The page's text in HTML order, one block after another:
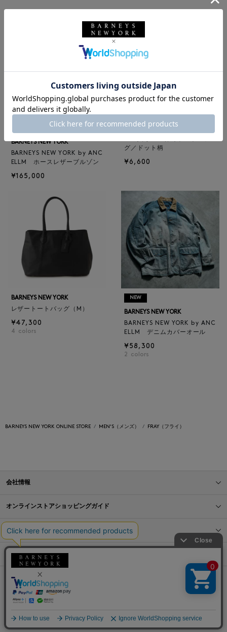
BARNEYS NEW YORK
BARNEYS NEW YORK by ANC
ELLM ホースレザーブルゾン
¥165,000
BARNEYS NEW YORK
グ／ドット柄
¥6,600
BARNEYS NEW YORK
レザートートバッグ（M）
¥47,300
4 colors
NEW
BARNEYS NEW YORK
BARNEYS NEW YORK by ANC
ELLM デニムカバーオール
¥58,300
2 colors
BARNEYS NEW YORK ONLINE STORE MEN'S（メンズ） FRAY（フライ）
会社情報
オンラインストアショッピングガイド
店舗情報
サービス
Barneys Japan. all rights reserved.